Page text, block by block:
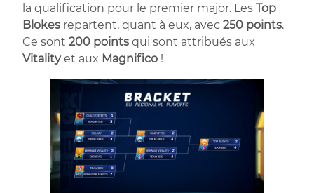
la qualification pour le premier major. LesTop
Blokes repartent, quant à eux, avec250 points.
Ce sont200 points qui sont attribués aux
Vitalityet aux Magnifico !